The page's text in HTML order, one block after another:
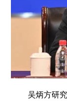
吴炳方研